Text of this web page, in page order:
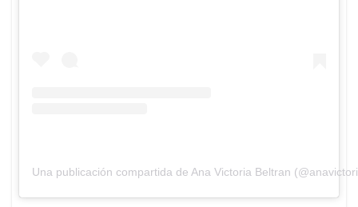
Una publicación compartida de Ana Victoria Beltran